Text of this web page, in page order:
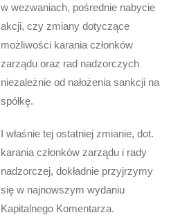
w wezwaniach, pośrednie nabycie
akcji, czy zmiany dotyczące
możliwości karania członków
zarządu oraz rad nadzorczych
niezależnie od nałożenia sankcji na
spółkę.
I właśnie tej ostatniej zmianie, dot.
karania członków zarządu i rady
nadzorczej, dokładnie przyjrzymy
się w najnowszym wydaniu
Kapitalnego Komentarza.